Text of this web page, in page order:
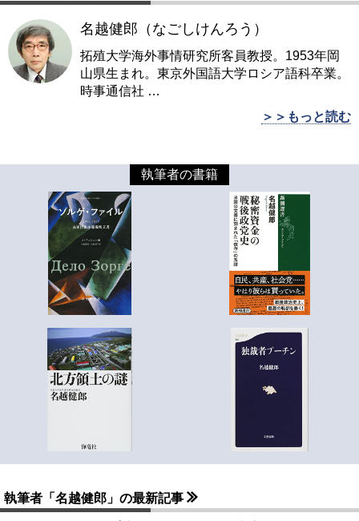
名越健郎（なごしけんろう）
拓殖大学海外事情研究所客員教授。1953年岡
山県生まれ。東京外国語大学ロシア語科卒業。
時事通信社 …
＞＞もっと読む
執筆者の書籍
執筆者「名越健郎」の最新記事